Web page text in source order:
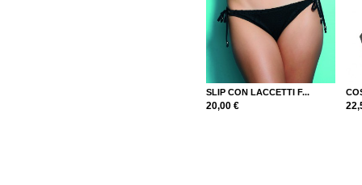
SLIP CON LACCETTI F...
20,00 €